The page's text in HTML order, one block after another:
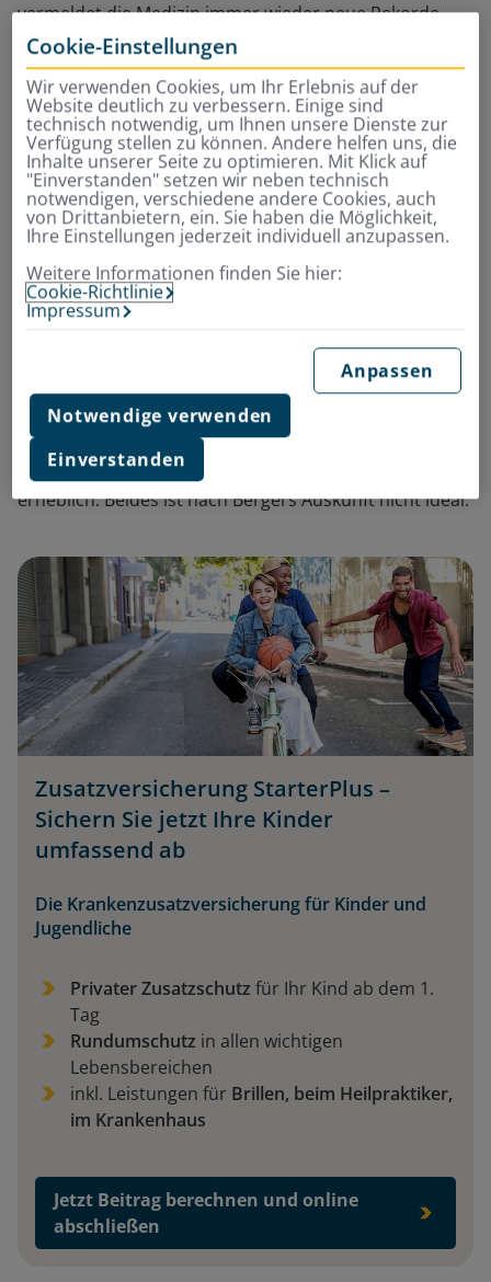
vermeldet die Medizin immer wieder neue Rekorde.
Das ideale Mittelmaß beim
Geburtsgewicht liegt bei
knapp 3.500 Gramm
Dabei präferieren Mediziner dasunauffällige
Mittelgewicht. Ein Kind habe optimale Chancen, wenn
es bei der Geburt knapp3.500 Grammwiege, sagt
Professor Richard Berger, Chefarzt der Frauenklinik am
Marienhaus Klinikum in Neuwied. Das ist so viel wie 14
Stück Butter. Oder drei große Kohlköpfe.
In Deutschland werden seiner Auskunft nach gut zwei
Drittel aller Kinder mit einem Startgewicht von drei bis
vier Kilogramm geboren. Ein Drittel allerdings
unterschreitet oder überbietet das Gardemaß zum Teil
erheblich. Beides ist nach Bergers Auskunft nicht ideal.
Zusatzversicherung StarterPlus –
Sichern Sie jetzt Ihre Kinder
umfassend ab
Die Krankenzusatzversicherung für Kinder und
Jugendliche
Privater Zusatzschutz für Ihr Kind ab dem 1.
Tag
Rundumschutz in allen wichtigen
Lebensbereichen
inkl. Leistungen für Brillen, beim Heilpraktiker,
im Krankenhaus
Jetzt Beitrag berechnen und online
abschließen
Cookie-Einstellungen
Wir verwenden Cookies, um Ihr Erlebnis auf der
Website deutlich zu verbessern. Einige sind
technisch notwendig, um Ihnen unsere Dienste zur
Verfügung stellen zu können. Andere helfen uns, die
Inhalte unserer Seite zu optimieren. Mit Klick auf
"Einverstanden" setzen wir neben technisch
notwendigen, verschiedene andere Cookies, auch
von Drittanbietern, ein. Sie haben die Möglichkeit,
Ihre Einstellungen jederzeit individuell anzupassen.
Weitere Informationen finden Sie hier:
Cookie-Richtlinie
Impressum
Anpassen
Notwendige verwenden
Einverstanden